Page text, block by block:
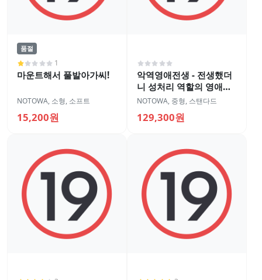
품절
1
마운트해서 풀발아가씨!
NOTOWA, 소형, 소프트
15,200원
악역영애전생 - 전생했더
니 성처리 역할의 영애였
던 것에 대하여
NOTOWA, 중형, 스탠다드
129,300원